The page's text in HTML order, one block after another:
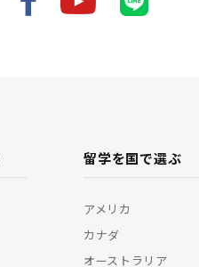
留学を国で選ぶ
アメリカ
カナダ
オーストラリア